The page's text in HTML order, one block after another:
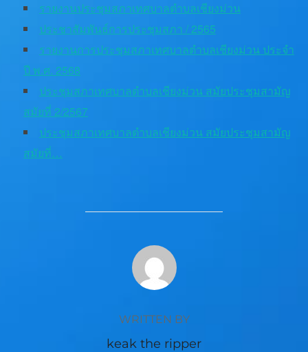
รายงานประชุมสภาเทศบาลตำบลเชียงม่วน
ประชาสัมพันธ์การประชุมสภา / 2565
รายงานการประชุมสภาเทศบาลตำบลเชียงม่วน ประจำ
ปี พ.ศ. 2568
ประชุมสภาเทศบาลตำบลเชียงม่วน สมัยประชุมสามัญ
สมัยที่ 2/2567
ประชุมสภาเทศบาลตำบลเชียงม่วน สมัยประชุมสามัญ
สมัยที่…
POST AUTHOR
WRITTEN BY
keak the ripper